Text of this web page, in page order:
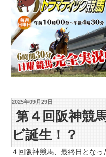
2025年09月29日
第４回阪神競
ビ誕生！？
４回阪神競馬、最終日とな